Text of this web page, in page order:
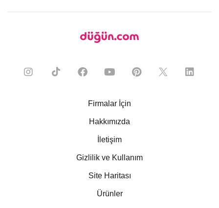
Firmalar İçin
Hakkımızda
İletişim
Gizlilik ve Kullanım
Site Haritası
Ürünler